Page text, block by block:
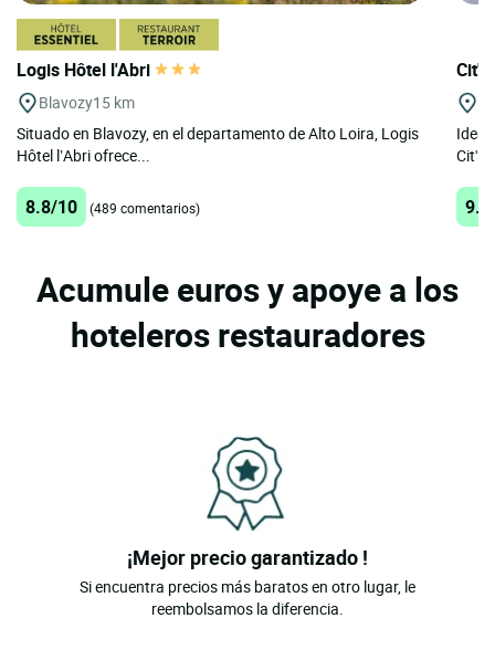
Logis Hôtel l'Abri
Blavozy15 km
Situado en Blavozy, en el departamento de Alto Loira, Logis
Hôtel l’Abri ofrece...
8.8/10 (489 comentarios)
Acumule euros y apoye a los
hoteleros restauradores
¡Mejor precio garantizado !
Si encuentra precios más baratos en otro lugar, le
reembolsamos la diferencia.